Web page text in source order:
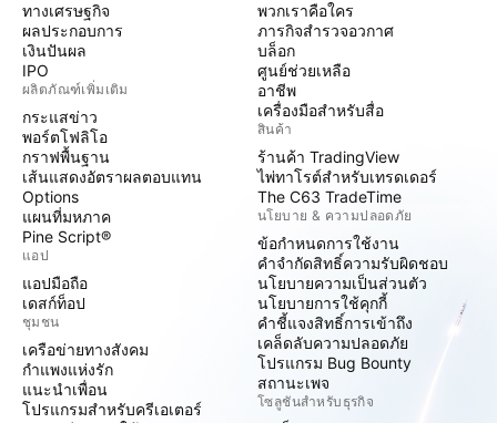
ทางเศรษฐกิจ
ผลประกอบการ
เงินปันผล
IPO
ผลิตภัณฑ์เพิ่มเติม
กระแสข่าว
พอร์ตโฟลิโอ
กราฟพื้นฐาน
เส้นแสดงอัตราผลตอบแทน
Options
แผนที่มหภาค
Pine Script®
แอป
แอปมือถือ
เดสก์ท็อป
ชุมชน
เครือข่ายทางสังคม
กำแพงแห่งรัก
แนะนำเพื่อน
โปรแกรมสำหรับครีเอเตอร์
พวกเราคือใคร
ภารกิจสำรวจอวกาศ
บล็อก
ศูนย์ช่วยเหลือ
อาชีพ
เครื่องมือสำหรับสื่อ
สินค้า
ร้านค้า TradingView
ไพ่ทาโรต์สำหรับเทรดเดอร์
The C63 TradeTime
นโยบาย & ความปลอดภัย
ข้อกำหนดการใช้งาน
คำจำกัดสิทธิ์ความรับผิดชอบ
นโยบายความเป็นส่วนตัว
นโยบายการใช้คุกกี้
คำชี้แจงสิทธิ์การเข้าถึง
เคล็ดลับความปลอดภัย
โปรแกรม Bug Bounty
สถานะเพจ
โซลูชันสำหรับธุรกิจ